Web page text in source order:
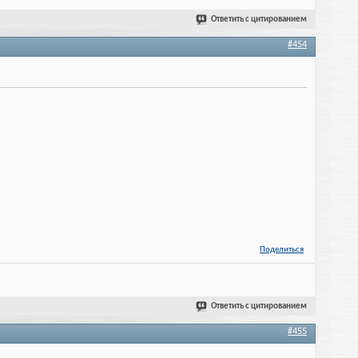
Ответить с цитированием
#454
Поделиться
Ответить с цитированием
#455